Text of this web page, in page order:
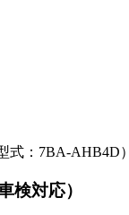
：7BA-AHB4D
検対応）